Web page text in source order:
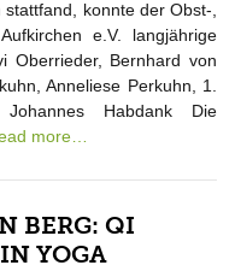
konnte der Obst-,
e.V. langjährige
Oberrieder, Bernhard von
Anneliese Perkuhn, 1.
Habdank Die
more…
BERG: QI
YOGA